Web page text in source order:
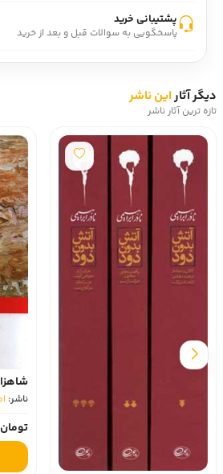
پشتیبانی خرید
پاسخگویی به سوالات قبل و بعد از خرید
دیگر آثاراین ناشر
تازه ترین آثار ناشر
ناشر:
تومان 590,000